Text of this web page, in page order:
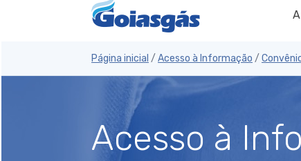
Página inicial / Acesso à Informação /
Acesso à